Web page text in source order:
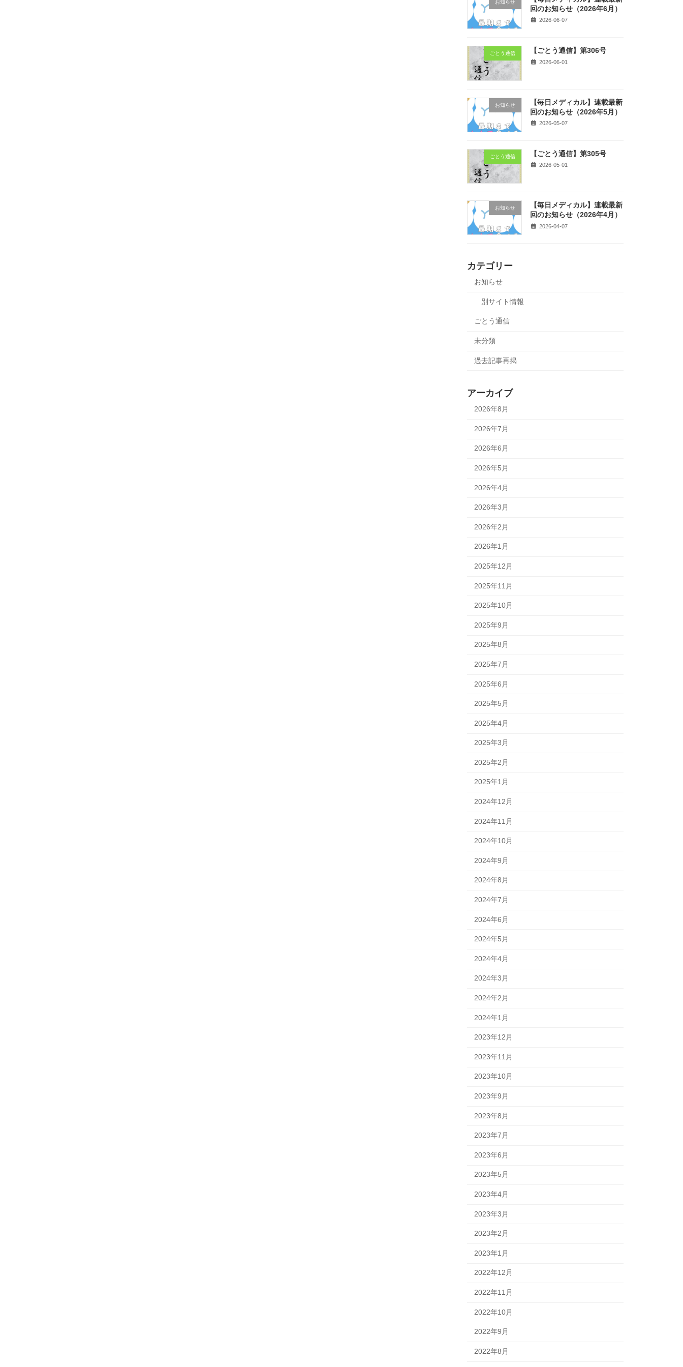
お知らせ
回のお知らせ（2026年6月）
2026-06-07
ごとう通信 【ごとう通信】第306号
2026-06-01
お知らせ
【毎日メディカル】連載最新
回のお知らせ（2026年5月）
2026-05-07
ごとう通信 【ごとう通信】第305号
2026-05-01
お知らせ
【毎日メディカル】連載最新
回のお知らせ（2026年4月）
2026-04-07
カテゴリー
お知らせ
別サイト情報
ごとう通信
未分類
過去記事再掲
アーカイブ
2026年8月
2026年7月
2026年6月
2026年5月
2026年4月
2026年3月
2026年2月
2026年1月
2025年12月
2025年11月
2025年10月
2025年9月
2025年8月
2025年7月
2025年6月
2025年5月
2025年4月
2025年3月
2025年2月
2025年1月
2024年12月
2024年11月
2024年10月
2024年9月
2024年8月
2024年7月
2024年6月
2024年5月
2024年4月
2024年3月
2024年2月
2024年1月
2023年12月
2023年11月
2023年10月
2023年9月
2023年8月
2023年7月
2023年6月
2023年5月
2023年4月
2023年3月
2023年2月
2023年1月
2022年12月
2022年11月
2022年10月
2022年9月
2022年8月